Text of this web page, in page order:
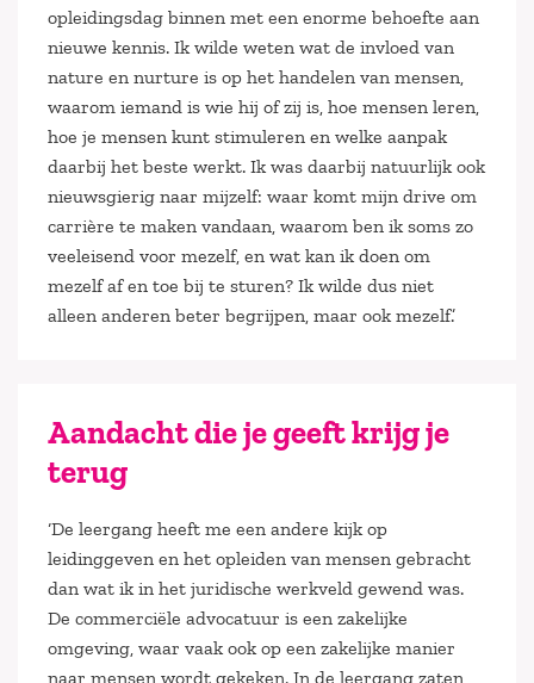
opleidingsdag binnen met een enorme behoefte aan
nieuwe kennis. Ik wilde weten wat de invloed van
nature en nurture is op het handelen van mensen,
waarom iemand is wie hij of zij is, hoe mensen leren,
hoe je mensen kunt stimuleren en welke aanpak
daarbij het beste werkt. Ik was daarbij natuurlijk ook
nieuwsgierig naar mijzelf: waar komt mijn drive om
carrière te maken vandaan, waarom ben ik soms zo
veeleisend voor mezelf, en wat kan ik doen om
mezelf af en toe bij te sturen? Ik wilde dus niet
alleen anderen beter begrijpen, maar ook mezelf.’
Aandacht die je geeft krijg je
terug
‘De leergang heeft me een andere kijk op
leidinggeven en het opleiden van mensen gebracht
dan wat ik in het juridische werkveld gewend was.
De commerciële advocatuur is een zakelijke
omgeving, waar vaak ook op een zakelijke manier
naar mensen wordt gekeken. In de leergang zaten